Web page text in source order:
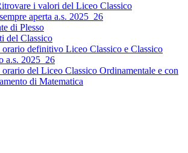
i valori del Liceo Classico
aperta a.s. 2025_26
di Plesso
del Classico
orario definitivo Liceo Classico e Classico
a.s. 2025_26
del Liceo Classico Ordinamentale e con
di Matematica